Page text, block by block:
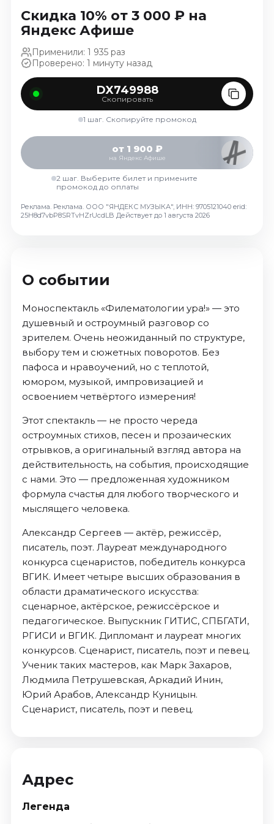
Декабрь 2026
Спорт
Август 2026
Сентябрь 2026
Декабрь 2026
Август 2026
Сентябрь 2026
Октябрь 2026
Ноябрь 2026
Декабрь 2026
Скидка 10% от 3 000 ₽ на
Яндекс Афише
Применили: 1 935 раз
Проверено: 1 минуту назад
DX749988
Скопировать
1 шаг. Скопируйте промокод
от 1 900 ₽
на Яндекс Афише
2 шаг. Выберите билет и примените
промокод до оплаты
Реклама. Реклама. ООО "ЯНДЕКС МУЗЫКА", ИНН: 9705121040 erid:
25H8d7vbP8SRTvHZrUcdLB Действует до 1 августа 2026
О событии
Моноспектакль «Филематологии ура!» — это
душевный и остроумный разговор со
зрителем. Очень неожиданный по структуре,
выбору тем и сюжетных поворотов. Без
пафоса и нравоучений, но с теплотой,
юмором, музыкой, импровизацией и
освоением четвёртого измерения!
Этот спектакль — не просто череда
остроумных стихов, песен и прозаических
отрывков, а оригинальный взгляд автора на
действительность, на события, происходящие
с нами. Это — предложенная художником
формула счастья для любого творческого и
мыслящего человека.
Александр Сергеев — актёр, режиссёр,
писатель, поэт. Лауреат международного
конкурса сценаристов, победитель конкурса
ВГИК. Имеет четыре высших образования в
области драматического искусства:
сценарное, актёрское, режиссёрское и
педагогическое. Выпускник ГИТИС, СПБГАТИ,
РГИСИ и ВГИК. Дипломант и лауреат многих
конкурсов. Сценарист, писатель, поэт и певец.
Ученик таких мастеров, как Марк Захаров,
Людмила Петрушевская, Аркадий Инин,
Юрий Арабов, Александр Куницын.
Сценарист, писатель, поэт и певец.
Адрес
Легенда